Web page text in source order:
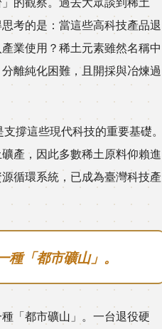
考的是：當這些高科技產品退
業使用？稀土元素雖然名稱中
離純化困難，且開採與冶煉過
撐這些現代科技的重要基礎。
產，因此多數稀土原料仰賴進
循環系統，已成為臺灣科技產
「都市礦山」。
「都市礦山」。一台退役硬